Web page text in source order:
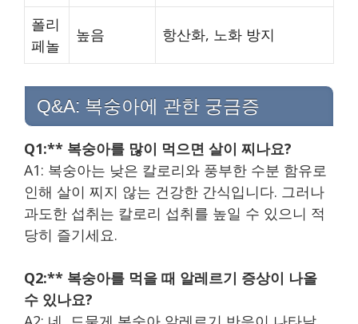
폴리
페놀
높음 항산화, 노화 방지
Q&A: 복숭아에 관한 궁금증
Q1:** 복숭아를 많이 먹으면 살이 찌나요?
A1: 복숭아는 낮은 칼로리와 풍부한 수분 함유로
인해 살이 찌지 않는 건강한 간식입니다. 그러나
과도한 섭취는 칼로리 섭취를 높일 수 있으니 적
당히 즐기세요.
Q2:** 복숭아를 먹을 때 알레르기 증상이 나올
수 있나요?